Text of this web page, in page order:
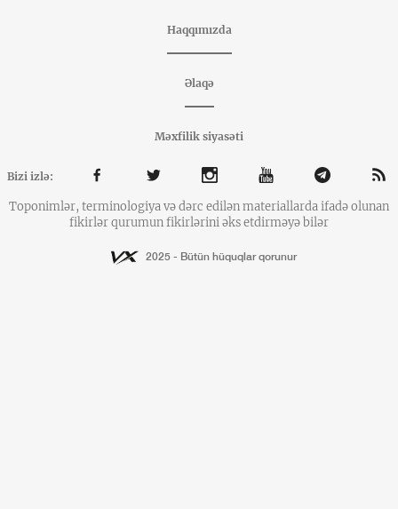
Haqqımızda
Əlaqə
Məxfilik siyasəti
Bizi izlə:
Toponimlər, terminologiya və dərc edilən materiallarda ifadə olunan
fikirlər qurumun fikirlərini əks etdirməyə bilər
2025 - Bütün hüquqlar qorunur